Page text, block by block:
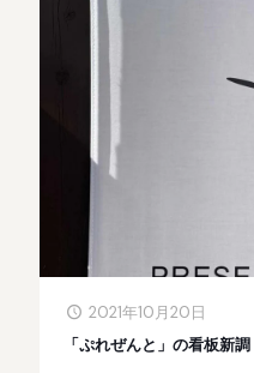
2021年10月20日
「ぷれぜんと」の看板新調